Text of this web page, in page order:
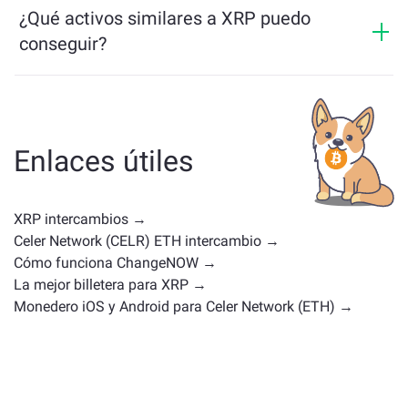
últimas 24 horas.
¿Qué activos similares a XRP puedo
conseguir?
ya sea una stablecoin, un token de utilidad, una
moneda de gobernanza u otro tipo. Las alternativas
comunes incluyen otras criptomonedas con casos de
uso o posiciones en el mercado similares. Consulta
todos los activos disponibles para intercambiar en la
página principal de intercambio
Enlaces útiles
XRP intercambios →
Celer Network (CELR) ETH intercambio →
Cómo funciona ChangeNOW →
La mejor billetera para XRP →
Monedero iOS y Android para Celer Network (ETH) →